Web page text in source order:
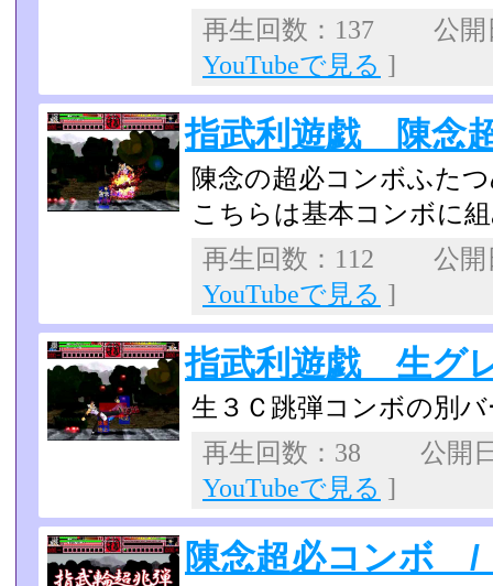
再生回数：137 公
YouTubeで見る ]
指武利遊戯 陳念
陳念の超必コンボふた
こちらは基本コンボに
再生回数：112 公
YouTubeで見る ]
指武利遊戯 生グ
生３Ｃ跳弾コンボの別
再生回数：38 公開
YouTubeで見る ]
陳念超必コンボ